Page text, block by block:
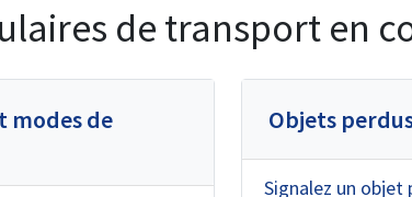
de transport en
modes de
Objets
Signalez un objet